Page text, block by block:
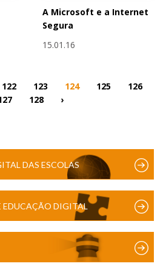
A Microsoft e a Internet
Segura
15.01.16
122 123 124 125
126
128 ›
DAS ESCOLAS
EDUCAÇÃO DIGITAL